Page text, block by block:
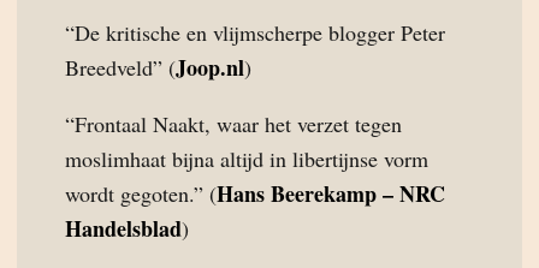
“De kritische en vlijmscherpe blogger Peter
Breedveld” (Joop.nl)
“Frontaal Naakt, waar het verzet tegen
moslimhaat bijna altijd in libertijnse vorm
wordt gegoten.” (Hans Beerekamp – NRC
Handelsblad)